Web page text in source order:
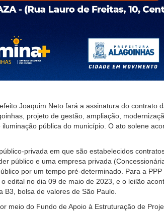
Joaquim Neto fará a assinatura do contrato
projeto de gestão, ampliação,
pública do município. O ato solene
privada em que são estabelecidos
público e uma empresa privada
por um tempo pré-determinado. Para a
edital no dia 09 de maio de 2023, e o leilão
B3, bolsa de valores de São Paulo.
meio do Fundo de Apoio à Estruturação de